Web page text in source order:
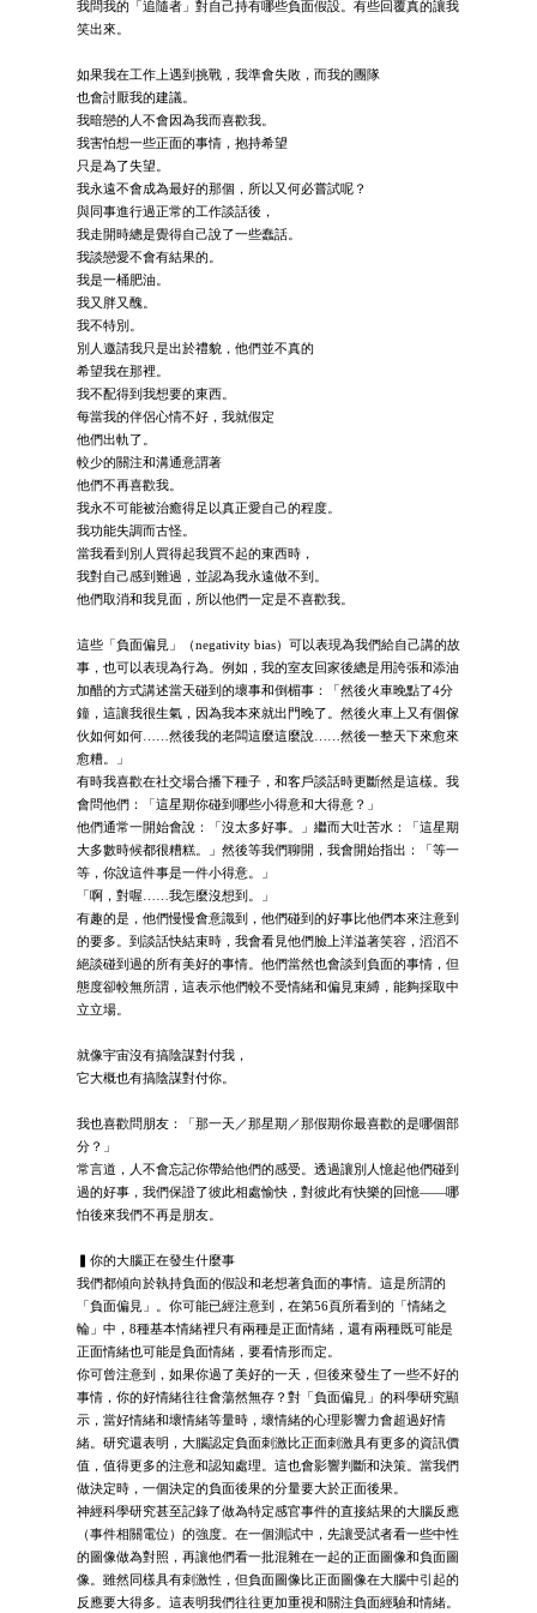
我問我的「追隨者」對自己持有哪些負面假設。有些回覆真的讓我
笑出來。
如果我在工作上遇到挑戰，我準會失敗，而我的團隊
也會討厭我的建議。
我暗戀的人不會因為我而喜歡我。
我害怕想一些正面的事情，抱持希望
只是為了失望。
我永遠不會成為最好的那個，所以又何必嘗試呢？
與同事進行過正常的工作談話後，
我走開時總是覺得自己說了一些蠢話。
我談戀愛不會有結果的。
我是一桶肥油。
我又胖又醜。
我不特別。
別人邀請我只是出於禮貌，他們並不真的
希望我在那裡。
我不配得到我想要的東西。
每當我的伴侶心情不好，我就假定
他們出軌了。
較少的關注和溝通意謂著
他們不再喜歡我。
我永不可能被治癒得足以真正愛自己的程度。
我功能失調而古怪。
當我看到別人買得起我買不起的東西時，
我對自己感到難過，並認為我永遠做不到。
他們取消和我見面，所以他們一定是不喜歡我。
這些「負面偏見」（negativity bias）可以表現為我們給自己講的故
事，也可以表現為行為。例如，我的室友回家後總是用誇張和添油
加醋的方式講述當天碰到的壞事和倒楣事：「然後火車晚點了4分
鐘，這讓我很生氣，因為我本來就出門晚了。然後火車上又有個傢
伙如何如何……然後我的老闆這麼這麼說……然後一整天下來愈來
愈糟。」
有時我喜歡在社交場合播下種子，和客戶談話時更斷然是這樣。我
會問他們：「這星期你碰到哪些小得意和大得意？」
他們通常一開始會說：「沒太多好事。」繼而大吐苦水：「這星期
大多數時候都很糟糕。」然後等我們聊開，我會開始指出：「等一
等，你說這件事是一件小得意。」
「啊，對喔……我怎麼沒想到。」
有趣的是，他們慢慢會意識到，他們碰到的好事比他們本來注意到
的要多。到談話快結束時，我會看見他們臉上洋溢著笑容，滔滔不
絕談碰到過的所有美好的事情。他們當然也會談到負面的事情，但
態度卻較無所謂，這表示他們較不受情緒和偏見束縛，能夠採取中
立立場。
就像宇宙沒有搞陰謀對付我，
它大概也有搞陰謀對付你。
我也喜歡問朋友：「那一天／那星期／那假期你最喜歡的是哪個部
分？」
常言道，人不會忘記你帶給他們的感受。透過讓別人憶起他們碰到
過的好事，我們保證了彼此相處愉快，對彼此有快樂的回憶——哪
怕後來我們不再是朋友。
▍你的大腦正在發生什麼事
我們都傾向於執持負面的假設和老想著負面的事情。這是所謂的
「負面偏見」。你可能已經注意到，在第56頁所看到的「情緒之
輪」中，8種基本情緒裡只有兩種是正面情緒，還有兩種既可能是
正面情緒也可能是負面情緒，要看情形而定。
你可曾注意到，如果你過了美好的一天，但後來發生了一些不好的
事情，你的好情緒往往會蕩然無存？對「負面偏見」的科學研究顯
示，當好情緒和壞情緒等量時，壞情緒的心理影響力會超過好情
緒。研究還表明，大腦認定負面刺激比正面刺激具有更多的資訊價
值，值得更多的注意和認知處理。這也會影響判斷和決策。當我們
做決定時，一個決定的負面後果的分量要大於正面後果。
神經科學研究甚至記錄了做為特定感官事件的直接結果的大腦反應
（事件相關電位）的強度。在一個測試中，先讓受試者看一些中性
的圖像做為對照，再讓他們看一批混雜在一起的正面圖像和負面圖
像。雖然同樣具有刺激性，但負面圖像比正面圖像在大腦中引起的
反應要大得多。這表明我們往往更加重視和關注負面經驗和情緒。